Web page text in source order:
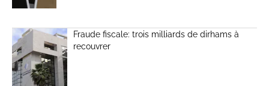
Fraude fiscale: trois milliards de dirhams à
recouvrer